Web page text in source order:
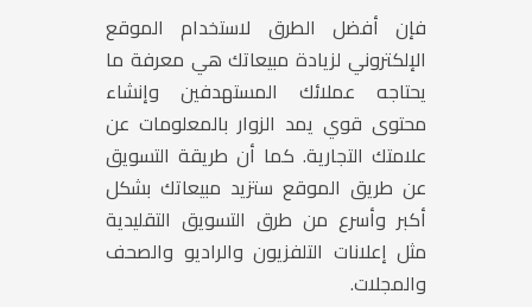
فإن أفضل الطرق لاستخدام الموقع
الإلكتروني لزيادة مبيعاتك هي معرفة ما
يحتاجه عملائك المستهدفين وإنشاء
محتوى قوي يمد الزوار بالمعلومات عن
علامتك التجارية. كما أن طريقة التسويق
عن طريق الموقع ستزيد مبيعاتك بشكل
أكبر وأسرع من طرق التسويق التقليدية
مثل إعلانات التلفزيون والراديو والصحف
والمجلات.